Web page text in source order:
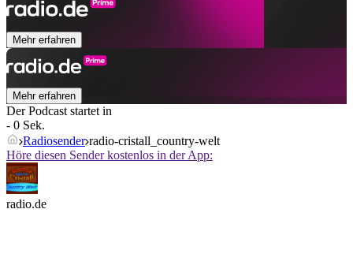
Mehr erfahren
Mehr erfahren
Der Podcast startet in
- 0 Sek.
Radiosender radio-cristall_country-welt
Höre diesen Sender kostenlos in der App:
radio.de